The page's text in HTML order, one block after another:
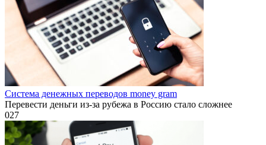
Система денежных переводов money gram
Перевести деньги из-за рубежа в Россию стало сложнее
027